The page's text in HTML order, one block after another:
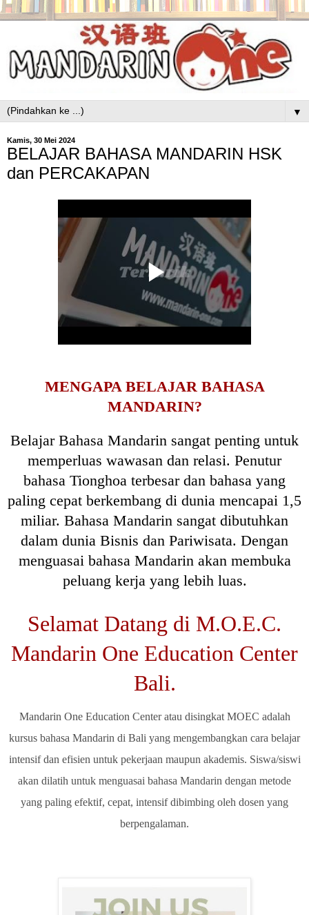
▼
Kamis, 30 Mei 2024
BELAJAR BAHASA MANDARIN HSK
dan PERCAKAPAN
MENGAPA BELAJAR BAHASA
MANDARIN?
Belajar Bahasa Mandarin sangat penting untuk
memperluas wawasan dan relasi. Penutur
bahasa Tionghoa terbesar dan bahasa yang
paling cepat berkembang di dunia mencapai 1,5
miliar. Bahasa Mandarin sangat dibutuhkan
dalam dunia Bisnis dan Pariwisata. Dengan
menguasai bahasa Mandarin akan membuka
peluang kerja yang lebih luas.
Selamat Datang di M.O.E.C.
Mandarin One Education Center
Bali.
Mandarin One Education Center atau disingkat MOEC adalah
kursus bahasa Mandarin di Bali yang mengembangkan cara belajar
intensif dan efisien untuk pekerjaan maupun akademis. Siswa/siswi
akan dilatih untuk menguasai bahasa Mandarin dengan metode
yang paling efektif, cepat, intensif dibimbing oleh dosen yang
berpengalaman.